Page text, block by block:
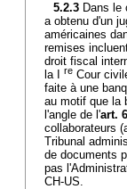
5.2.3 Dans le
a obtenu d'un
américaines
remises
droit fiscal
la I
re Cour
faite à une
au motif que la
l'angle de l'art.
collaborateurs
Tribunal
de documents
pas
CH-US.